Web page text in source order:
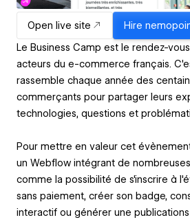
Open live site Hire
Le Business Camp est le rendez-
acteurs du e-commerce français.
rassemble chaque année des
commerçants pour partager leurs
technologies, questions et
Pour mettre en valeur cet
un Webflow intégrant de
comme la possibilité de s'inscrire à
sans paiement, créer son badge,
interactif ou générer une